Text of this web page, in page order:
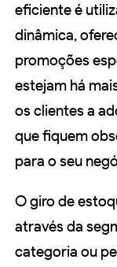
eficiente é
dinâmica,
promoções
estejam há
os clientes a
que fiquem
para o seu
O giro de
através da
categoria ou